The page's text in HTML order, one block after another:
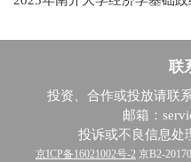
联
投资、合作或投放请联
邮箱：
投诉或不良信息处
京ICP备16021002号-2 京B2-